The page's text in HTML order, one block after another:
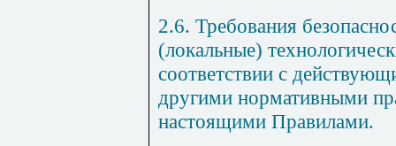
2.6. Требования
(локальные)
соответствии с
другими нормативными
настоящими Правилами.